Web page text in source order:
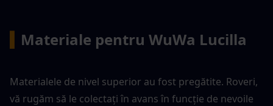
Materiale pentru WuWa Lucilla
Materialele de nivel superior au fost pregătite. Roveri,
vă rugăm să le colectați în avans în funcție de nevoile